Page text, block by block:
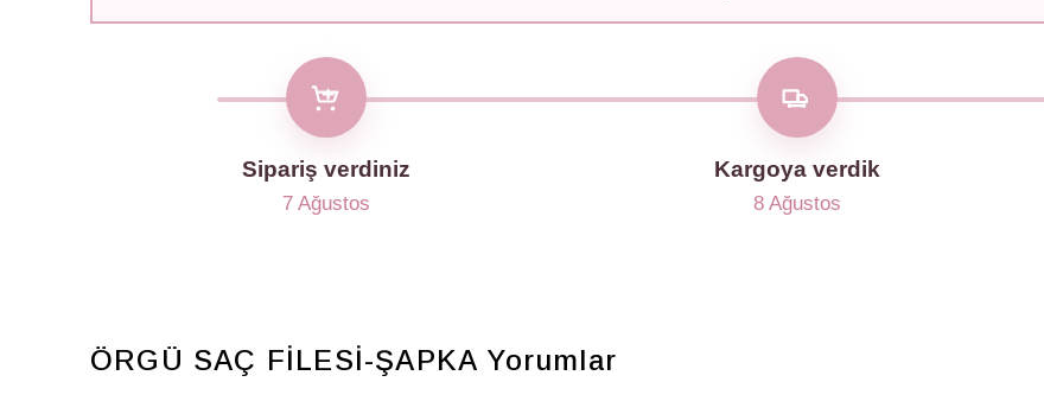
Sipariş verdiniz
7 Ağustos
Kargoya verdik
8 Ağustos
ÖRGÜ SAÇ FİLESİ-ŞAPKA Yorumlar